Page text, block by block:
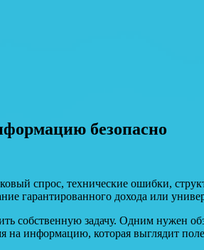
безопасно
спрос, технические ошибки,
гарантированного дохода или
собственную задачу. Одним нужен
информацию, которая выглядит